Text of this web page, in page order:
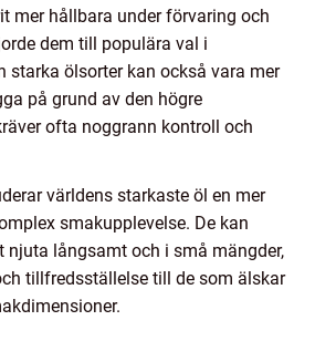
mer hållbara under förvaring och
dem till populära val i
starka ölsorter kan också vara mer
på grund av den högre
ofta noggrann kontroll och
världens starkaste öl en mer
smakupplevelse. De kan
njuta långsamt och i små mängder,
tillfredsställelse till de som älskar